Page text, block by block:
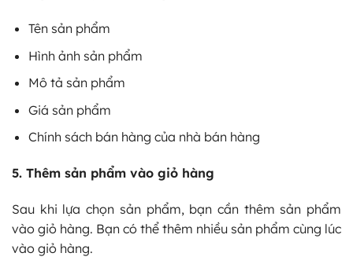
Tên sản phẩm
Hình ảnh sản phẩm
Mô tả sản phẩm
Giá sản phẩm
Chính sách bán hàng của nhà bán hàng
5. Thêm sản phẩm vào giỏ hàng
Sau khi lựa chọn sản phẩm, bạn cần thêm sản phẩm
vào giỏ hàng. Bạn có thể thêm nhiều sản phẩm cùng lúc
vào giỏ hàng.